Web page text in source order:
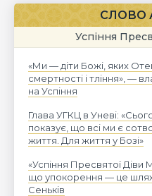
СЛОВО
Успіння
«Ми — діти Божі, яких
смертності і тління», —
на Успіння
Глава УГКЦ в Уневі:
показує, що всі ми є
життя. Для життя у Бозі»
«Успіння Пресвятої Діви
що упокорення — це
Сеньків